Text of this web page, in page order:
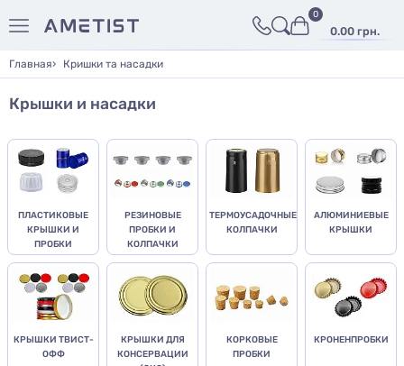
0.00 грн.
0
Главная Кришки та насадки
Крышки и насадки
ПЛАСТИКОВЫЕ
КРЫШКИ И
ПРОБКИ
РЕЗИНОВЫЕ
ПРОБКИ И
КОЛПАЧКИ
ТЕРМОУСАДОЧНЫЕ
КОЛПАЧКИ
АЛЮМИНИЕВЫЕ
КРЫШКИ
КРЫШКИ ТВИСТ-
ОФФ
КРЫШКИ ДЛЯ
КОНСЕРВАЦИИ
КОРКОВЫЕ
ПРОБКИ
КРОНЕНПРОБКИ